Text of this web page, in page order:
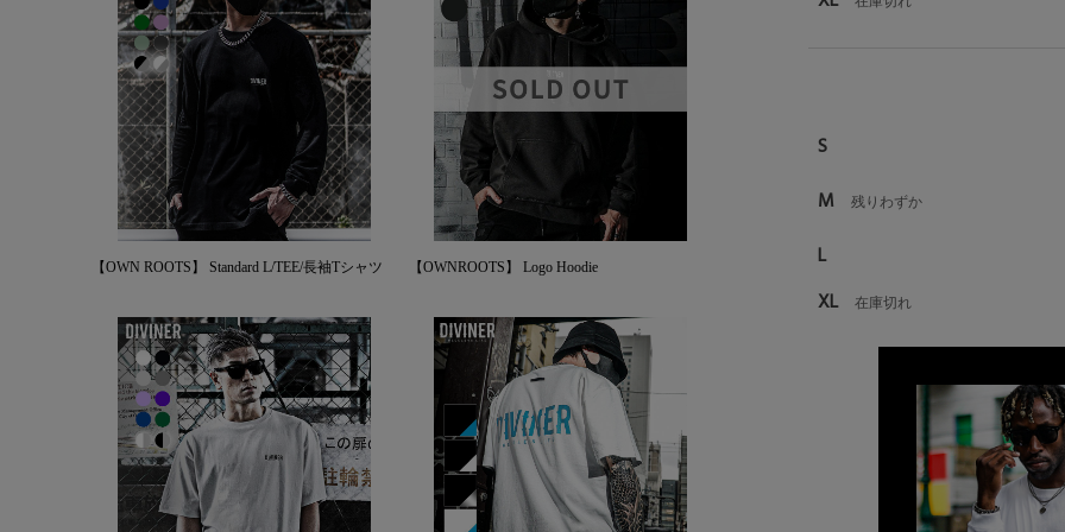
【OWN ROOTS】 Standard L/TEE/長袖Tシャツ 【OWNROOTS】 Logo Hoodie
S
M 残りわずか
L
XL
在庫切れ